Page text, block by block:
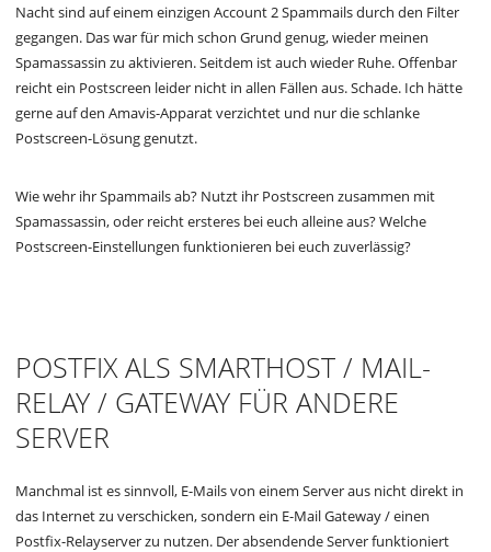
Nacht sind auf einem einzigen Account 2 Spammails durch den Filter
gegangen. Das war für mich schon Grund genug, wieder meinen
Spamassassin zu aktivieren. Seitdem ist auch wieder Ruhe. Offenbar
reicht ein Postscreen leider nicht in allen Fällen aus. Schade. Ich hätte
gerne auf den Amavis-Apparat verzichtet und nur die schlanke
Postscreen-Lösung genutzt.
Wie wehr ihr Spammails ab? Nutzt ihr Postscreen zusammen mit
Spamassassin, oder reicht ersteres bei euch alleine aus? Welche
Postscreen-Einstellungen funktionieren bei euch zuverlässig?
POSTFIX ALS SMARTHOST / MAIL-
RELAY / GATEWAY FÜR ANDERE
SERVER
Manchmal ist es sinnvoll, E-Mails von einem Server aus nicht direkt in
das Internet zu verschicken, sondern ein E-Mail Gateway / einen
Postfix-Relayserver zu nutzen. Der absendende Server funktioniert